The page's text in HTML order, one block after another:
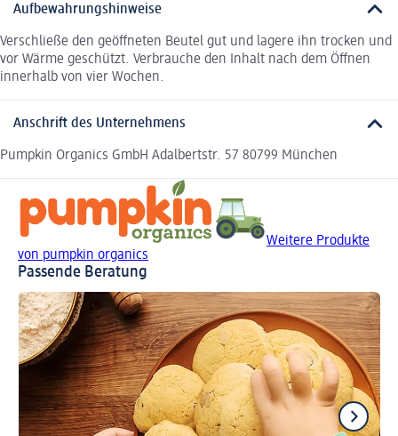
Aufbewahrungshinweise
Verschließe den geöffneten Beutel gut und lagere ihn trocken und
vor Wärme geschützt. Verbrauche den Inhalt nach dem Öffnen
innerhalb von vier Wochen.
Anschrift des Unternehmens
Pumpkin Organics GmbH Adalbertstr. 57 80799 München
Weitere Produkte
von pumpkin organics
Passende Beratung